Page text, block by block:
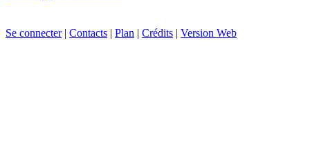
Se connecter| Contacts | Plan | Crédits | Version Web